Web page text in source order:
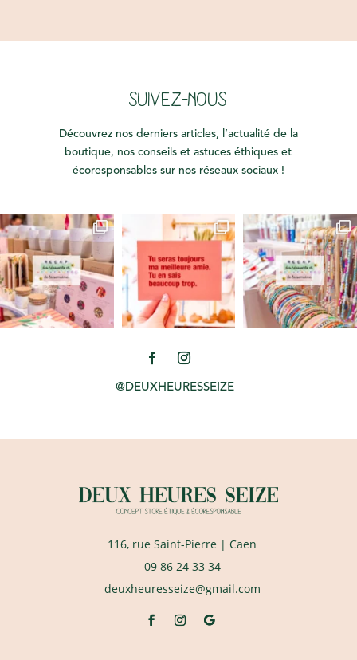
SUIVEZ-NOUS
Découvrez nos derniers articles, l’actualité de la
boutique, nos conseils et astuces éthiques et
écoresponsables sur nos réseaux sociaux !
@DEUXHEURESSEIZE
116, rue Saint-Pierre | Caen
09 86 24 33 34
deuxheuresseize@gmail.com